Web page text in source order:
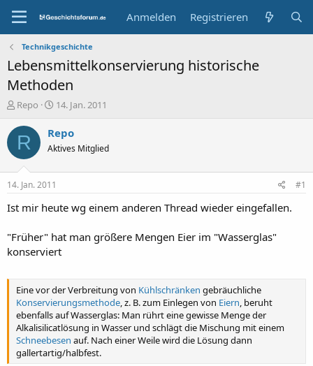
Anmelden Registrieren
Technikgeschichte
Lebensmittelkonservierung historische
Methoden
E
s
e
e
r
Repo
E
s
e
a
14. Jan. 2011
R Repo
Aktives Mitglied
14. Jan. 2011 #1
Ist mir heute wg einem anderen Thread wieder eingefallen.
"Früher" hat man größere Mengen Eier im "Wasserglas"
konserviert
Eine vor der Verbreitung von Kühlschränken gebräuchliche
Konservierungsmethode, z. B. zum Einlegen von Eiern, beruht
ebenfalls auf Wasserglas: Man rührt eine gewisse Menge der
Alkalisilicatlösung in Wasser und schlägt die Mischung mit einem
Schneebesen auf. Nach einer Weile wird die Lösung dann
gallertartig/halbfest.